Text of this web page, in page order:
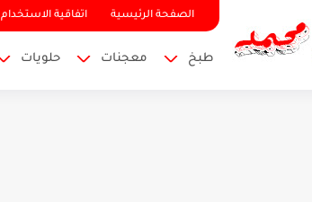
الصفحة الرئيسية اتفاقية الاستخدام
طبخ معجنات حلويات